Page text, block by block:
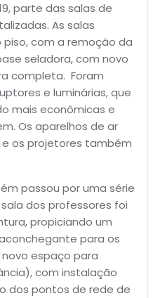
parte das salas de
As salas
com a remoção da
seladora, com novo
completa. Foram
e luminárias, que
mais econômicas e
Os aparelhos de ar
os projetores também
passou por uma série
dos professores foi
propiciando um
para os
novo espaço para
com instalação
dos pontos de rede de